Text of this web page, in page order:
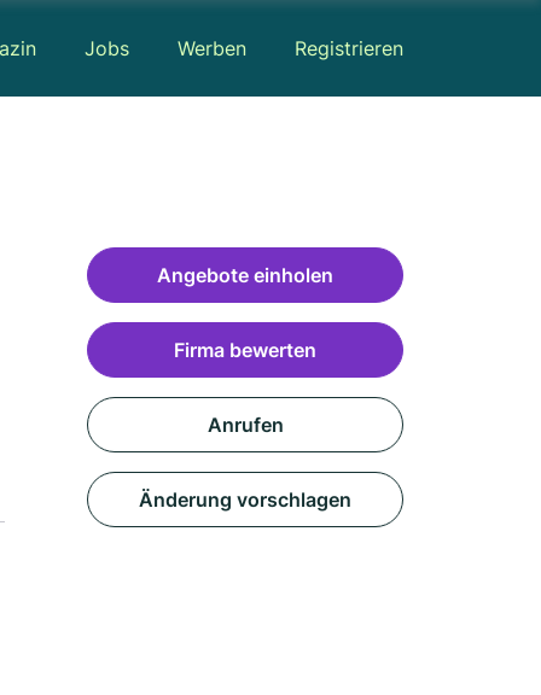
Jobs Werben Registrieren
Angebote einholen
Firma bewerten
Anrufen
Änderung vorschlagen